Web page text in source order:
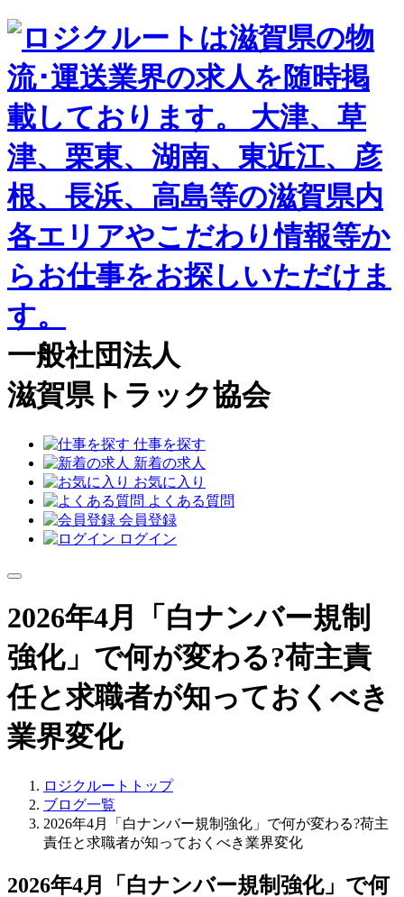
一般社団法人
滋賀県トラック協会
仕事を探す
新着の求人
お気に入り
よくある質問
会員登録
ログイン
2026年4月「白ナンバー規制
強化」で何が変わる?荷主責
任と求職者が知っておくべき
業界変化
ロジクルートトップ
ブログ一覧
2026年4月「白ナンバー規制強化」で何が変わる?荷主
責任と求職者が知っておくべき業界変化
2026年4月「白ナンバー規制強化」で何